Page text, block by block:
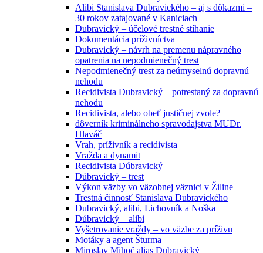
Alibi Stanislava Dubravického – aj s dôkazmi –
30 rokov zatajované v Kaniciach
Dubravický – účelové trestné stíhanie
Dokumentácia príživníctva
Dubravický – návrh na premenu nápravného
opatrenia na nepodmienečný trest
Nepodmienečný trest za neúmyselnú dopravnú
nehodu
Recidivista Dubravický – potrestaný za dopravnú
nehodu
Recidivista, alebo obeť justičnej zvole?
dôverník kriminálneho spravodajstva MUDr.
Hlaváč
Vrah, príživník a recidivista
Vražda a dynamit
Recidivista Dúbravický
Dúbravický – trest
Výkon väzby vo väzobnej väznici v Žiline
Trestná činnosť Stanislava Dubravického
Dubravický, alibi, Lichovník a Noška
Dúbravický – alibi
Vyšetrovanie vraždy – vo väzbe za príživu
Motáky a agent Šturma
Miroslav Mihoč alias Dubravický